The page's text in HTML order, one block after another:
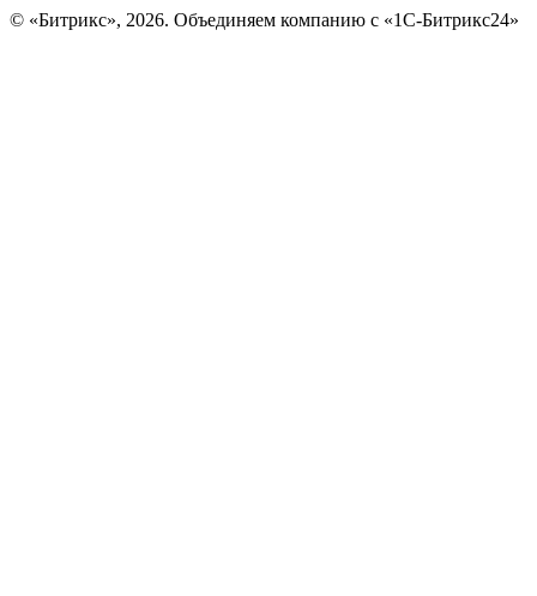
© «Битрикс», 2026. Объединяем компанию с «1С-Битрикс24»